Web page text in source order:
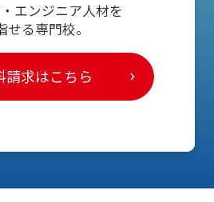
エンジニア人材を
せる専門校。
請求はこちら